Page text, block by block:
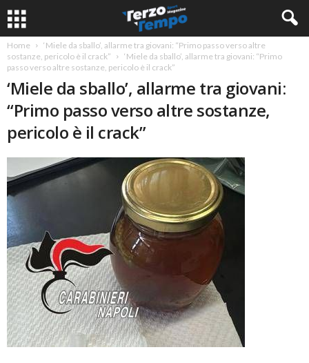
Home
‘Miele da sballo’, allarme tra giovani: “Primo passo verso altre
sostanze, pericolo è il crack”
‘Miele da sballo’, allarme tra giovani: “Primo
passo verso altre sostanze, pericolo è il crack”
‘Miele da sballo’, allarme tra giovani:
“Primo passo verso altre sostanze,
pericolo è il crack”